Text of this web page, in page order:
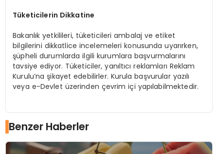
Tüketicilerin Dikkatine
Bakanlık yetkilileri, tüketicileri ambalaj ve etiket
bilgilerini dikkatlice incelemeleri konusunda uyarırken,
şüpheli durumlarda ilgili kurumlara başvurmalarını
tavsiye ediyor. Tüketiciler, yanıltıcı reklamları Reklam
Kurulu’na şikayet edebilirler. Kurula başvurular yazılı
veya e-Devlet üzerinden çevrim içi yapılabilmektedir.
Benzer Haberler